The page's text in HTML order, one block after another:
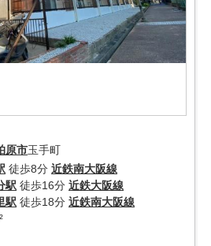
原市玉手町
徒歩8分 近鉄南大阪線
駅 徒歩16分 近鉄大阪線
駅 徒歩18分 近鉄南大阪線